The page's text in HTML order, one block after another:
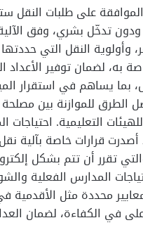
على طلبات النقل
ودون تدخّل بشري، وفق
وأولوية النقل التي
به، لضمان توفير الأعداد
بما يساهم في استقرار
الطرق للموازنة بين مصلحة
التعليمية.
أصدرت قرارات خاصة بآلية
تقرر أن تتم بشكل
المدارس الفعلية
محددة مثل الأقدمية
في الكفاءة، لضمان